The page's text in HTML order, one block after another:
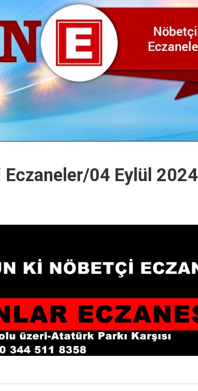
Eczaneler/04 Eylül 2024